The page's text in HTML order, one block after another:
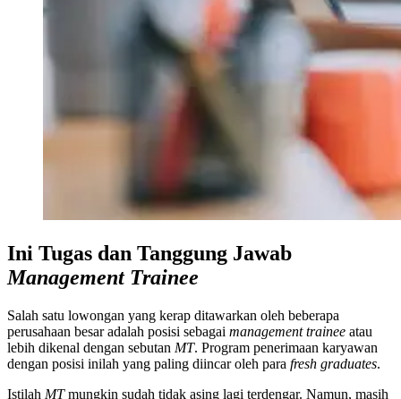
Ini Tugas dan Tanggung Jawab
Management Trainee
Salah satu lowongan yang kerap ditawarkan oleh beberapa
perusahaan besar adalah posisi sebagai management trainee atau
lebih dikenal dengan sebutan MT. Program penerimaan karyawan
dengan posisi inilah yang paling diincar oleh para fresh graduates.
Istilah MTmungkin sudah tidak asing lagi terdengar. Namun, masih